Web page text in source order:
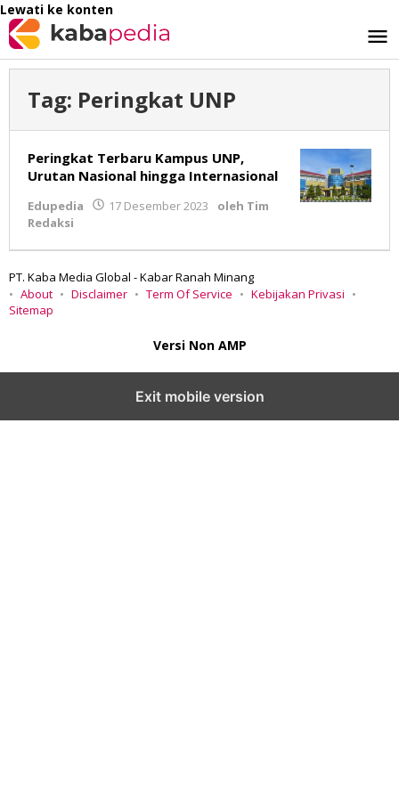
Lewati ke konten
Tag: Peringkat UNP
Peringkat Terbaru Kampus UNP,
Urutan Nasional hingga Internasional
Edupedia 17 Desember 2023 oleh Tim
Redaksi
PT. Kaba Media Global - Kabar Ranah Minang
About
Disclaimer Term Of Service
Kebijakan Privasi
Sitemap
Versi Non AMP
Exit mobile version